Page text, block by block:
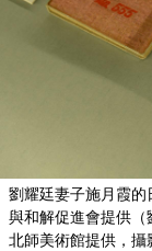
劉耀廷妻子施月霞的
與和解促進會提供（
北師美術館提供，攝